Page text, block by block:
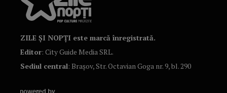
ZILE ȘI NOPȚI este marcă înregistrată.
Editor: City Guide Media SRL.
Sediul central: Brașov, Str. Octavian Goga nr. 9, bl. 290